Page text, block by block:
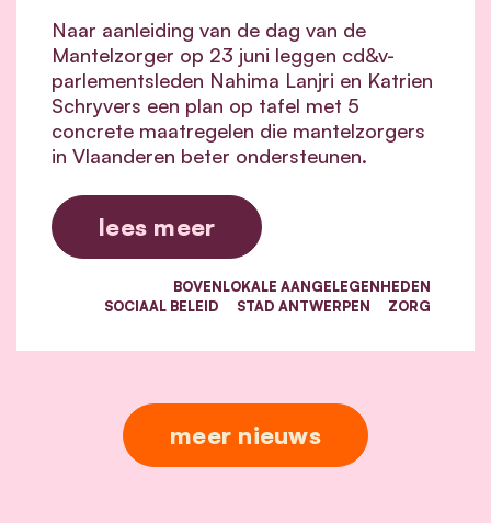
Naar aanleiding van de dag van de
Mantelzorger op 23 juni leggen cd&v-
parlementsleden Nahima Lanjri en Katrien
Schryvers een plan op tafel met 5
concrete maatregelen die mantelzorgers
in Vlaanderen beter ondersteunen.
lees meer
BOVENLOKALE AANGELEGENHEDEN
SOCIAAL BELEID
STAD ANTWERPEN ZORG
meer nieuws